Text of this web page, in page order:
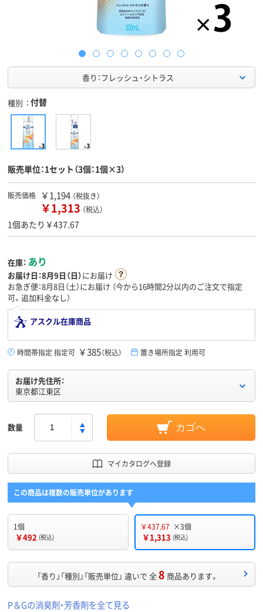
香り：フレッシュ・シトラス
種別 付替
販売単位：1セット（3個：1個×3）
販売価格 ￥1,194 （税抜き）
￥1,313 （税込）
1個あたり￥437.67
在庫： あり
お届け日：8月9日（日）にお届け
お急ぎ便：8月8日（土）にお届け （今から16時間2分以内のご注文で指定
可。追加料金なし）
アスクル在庫商品
時間帯指定 指定可 ￥385（税込） 置き場所指定 利用可
お届け先住所：
東京都江東区
数量 カゴへ
マイカタログへ登録
この商品は複数の販売単位があります
1個
￥492 (税込)
￥437.67 ×3個
￥1,313 (税込)
「香り」「種別」「販売単位」 違いで 全8 商品あります。
P＆Gの消臭剤・芳香剤を全て見る